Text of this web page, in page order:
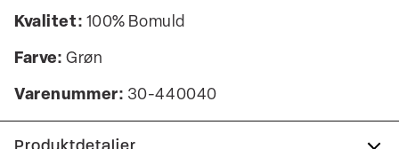
Kvalitet: 100% Bomuld
Farve: Grøn
Varenummer: 30-440040